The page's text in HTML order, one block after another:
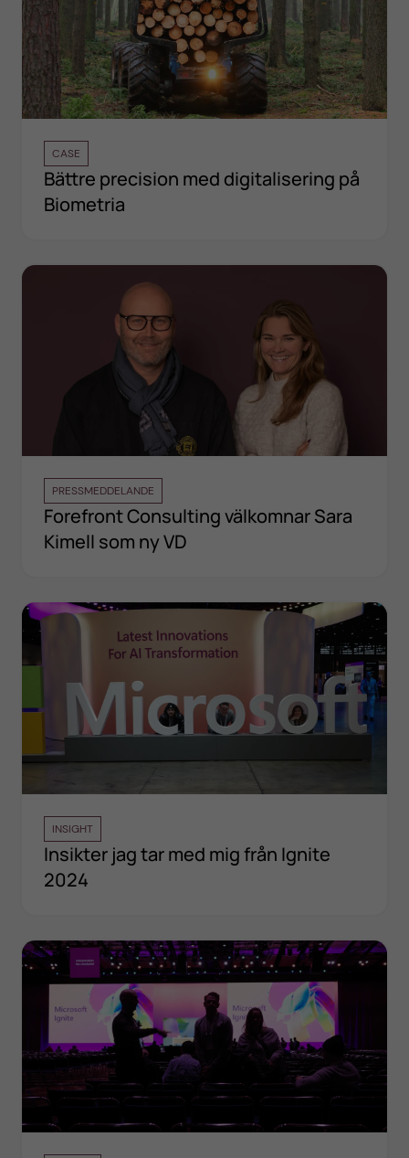
CASE
Bättre precision med digitalisering på
Biometria
PRESSMEDDELANDE
Forefront Consulting välkomnar Sara
Kimell som ny VD
INSIGHT
Insikter jag tar med mig från Ignite
2024